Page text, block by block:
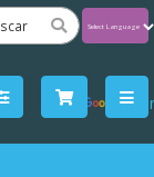
by